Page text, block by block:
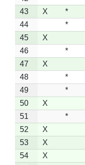
43
X *
44
*
45
X
46
*
47
X
48
*
49
*
50
X
51
*
52
X
53
X
54
X